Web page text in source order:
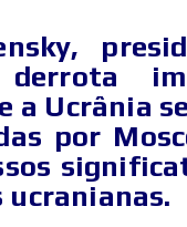
a Ucrânia
por
ucranianas.